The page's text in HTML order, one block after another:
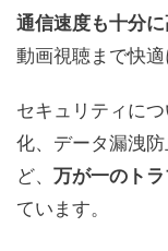
通信速度も十分
動画視聴まで快適
セキュリティにつ
化、データ漏洩
ど、 万が一のト
ています。